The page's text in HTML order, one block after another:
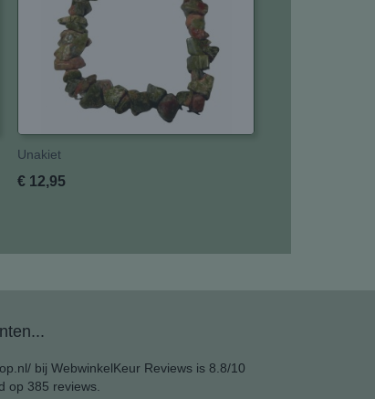
Unakiet
€ 12,95
bij WebwinkelKeur Reviewsis 8.8/10
op 385 reviews.